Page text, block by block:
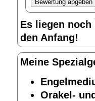
Es liegen
den Anfang!
Meine
Orakel-